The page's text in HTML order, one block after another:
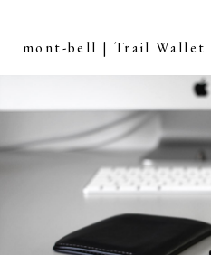
mont-bell | Trail Wallet